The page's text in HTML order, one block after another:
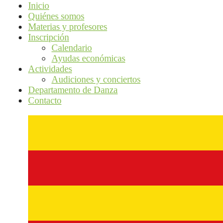
Inicio
Quiénes somos
Materias y profesores
Inscripción
Calendario
Ayudas económicas
Actividades
Audiciones y conciertos
Departamento de Danza
Contacto